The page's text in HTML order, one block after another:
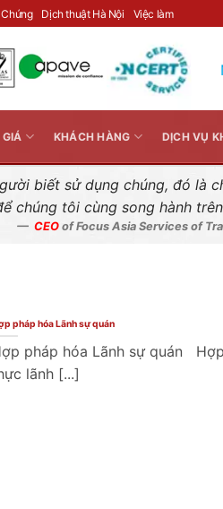
Dịch thuật Hà Nội Việc làm
KHÁCH HÀNG DỊCH VỤ
biết sử dụng chúng, đó là
chúng tôi cùng song hành
CEOof Focus Asia Services of
pháp hóa Lãnh sự quán
pháp hóa Lãnh sự quán
lãnh [...]
Liên hệ nhanh